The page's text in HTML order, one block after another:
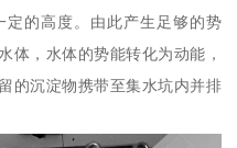
的高度。由此产生足够的势
体，水体的势能转化为动能，
的沉淀物携带至集水坑内并排